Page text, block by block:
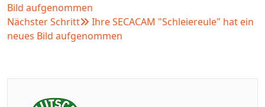
Bild aufgenommen
Nächster Schritt
Ihre SECACAM "Schleiereule" hat ein
neues Bild aufgenommen